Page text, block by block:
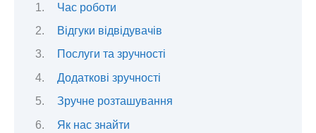
Час роботи
Відгуки відвідувачів
Послуги та зручності
Додаткові зручності
Зручне розташування
Як нас знайти